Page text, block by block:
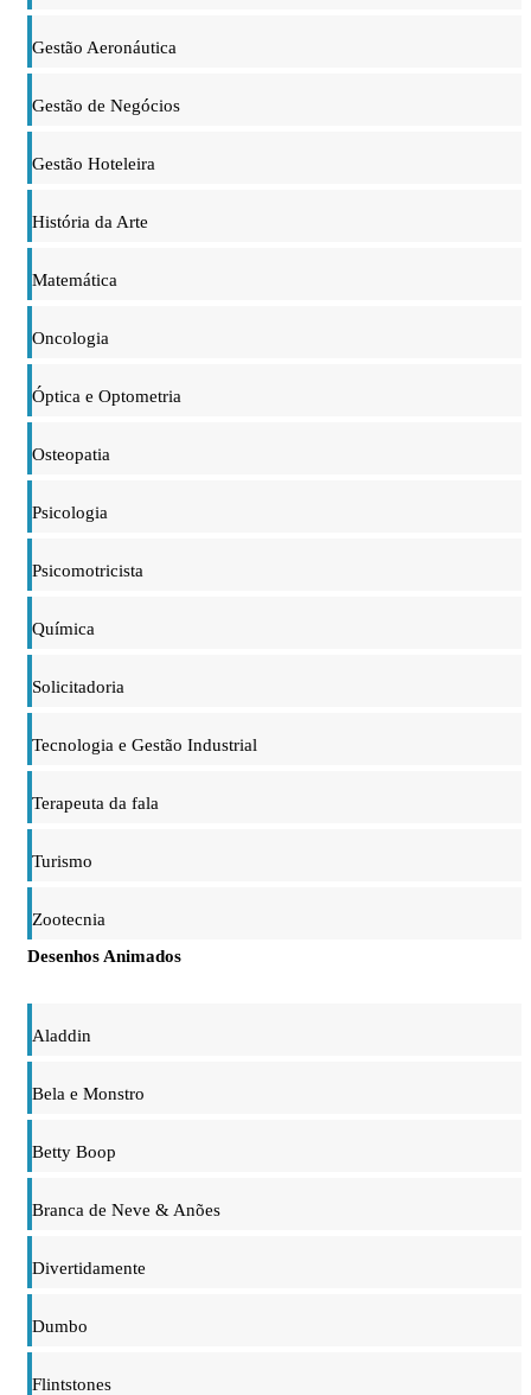
Gestão Aeronáutica
Gestão de Negócios
Gestão Hoteleira
História da Arte
Matemática
Oncologia
Óptica e Optometria
Osteopatia
Psicologia
Psicomotricista
Química
Solicitadoria
Tecnologia e Gestão Industrial
Terapeuta da fala
Turismo
Zootecnia
Desenhos Animados
Aladdin
Bela e Monstro
Betty Boop
Branca de Neve & Anões
Divertidamente
Dumbo
Flintstones